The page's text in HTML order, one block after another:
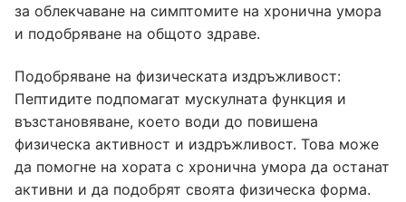
за облекчаване на симптомите на хронична умора
и подобряване на общото здраве.
Подобряване на физическата издръжливост:
Пептидите подпомагат мускулната функция и
възстановяване, което води до повишена
физическа активност и издръжливост. Това може
да помогне на хората с хронична умора да останат
активни и да подобрят своята физическа форма.